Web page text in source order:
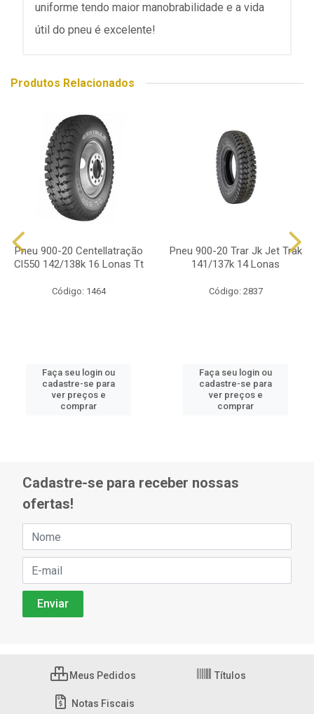
uniforme tendo maior manobrabilidade e a vida
útil do pneu é excelente!
Produtos Relacionados
Pneu 900-20 Centellatração
Cl550 142/138k 16 Lonas Tt
Código: 1464
Faça seu login ou
cadastre-se para
ver preços e
comprar
Pneu 900-20 Trar Jk Jet Trak
141/137k 14 Lonas
Código: 2837
Faça seu login ou
cadastre-se para
ver preços e
comprar
Cadastre-se para receber nossas
ofertas!
Meus Pedidos Títulos
Notas Fiscais